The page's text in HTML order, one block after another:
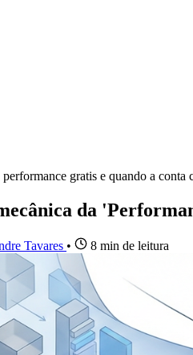
gratis e quando a conta
da
Tavares • 8 min de leitura